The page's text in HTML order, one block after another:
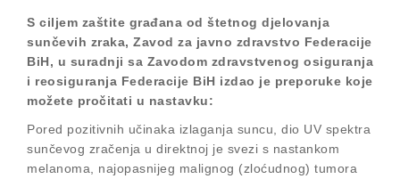
S ciljem zaštite građana od štetnog djelovanja
sunčevih zraka, Zavod za javno zdravstvo Federacije
BiH, u suradnji sa Zavodom zdravstvenog osiguranja
i reosiguranja Federacije BiH izdao je preporuke koje
možete pročitati u nastavku:
Pored pozitivnih učinaka izlaganja suncu, dio UV spektra
sunčevog zračenja u direktnoj je svezi s nastankom
melanoma, najopasnijeg malignog (zloćudnog) tumora